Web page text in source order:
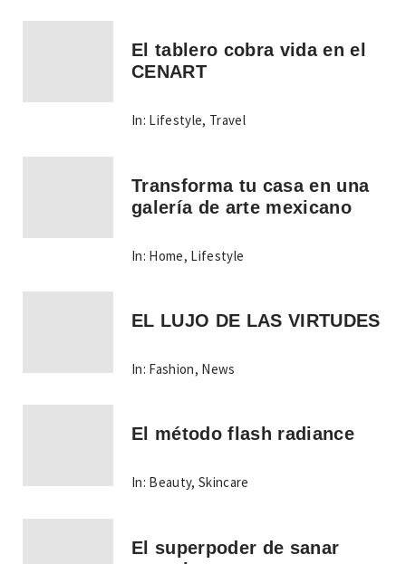
El tablero cobra vida en el
CENART
In: Lifestyle, Travel
Transforma tu casa en una
galería de arte mexicano
In: Home, Lifestyle
EL LUJO DE LAS VIRTUDES
In: Fashion, News
El método flash radiance
In: Beauty,Skincare
El superpoder de sanar